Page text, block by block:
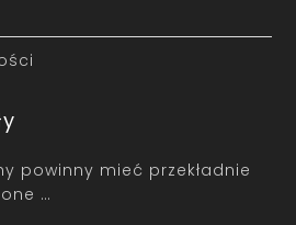
powinny mieć przekładnie
…